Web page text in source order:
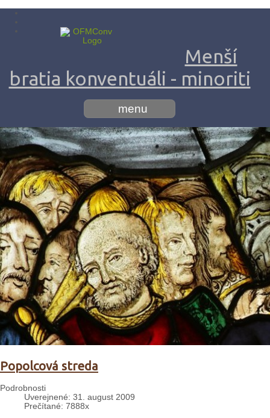
Menší
bratia konventuáli - minoriti
menu
Popolcová streda
Podrobnosti
Uverejnené: 31. august 2009
Prečítané: 7888x